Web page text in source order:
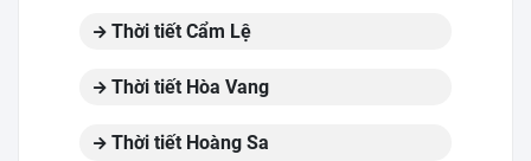
Thời tiết Cẩm Lệ
Thời tiết Hòa Vang
Thời tiết Hoàng Sa